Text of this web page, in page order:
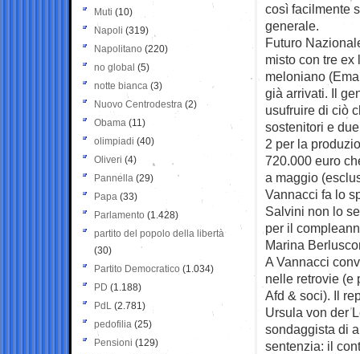
così facilmente
generale.
Futuro
misto con tre
meloniano
già arrivati. Il
usufruire di ciò
sostenitori e
2 per la
720.000 euro
a maggio
Vannacci fa lo
Salvini non lo
per il
Marina
A Vannacci
nelle retrovie (e
Afd & soci). Il
Ursula von der
sondaggista di
sentenzia: il
Muti (10)
Napoli (319)
Napolitano (220)
no global (5)
notte bianca (3)
Nuovo Centrodestra (2)
Obama (11)
olimpiadi (40)
Oliveri (4)
Pannella (29)
Papa (33)
Parlamento (1.428)
partito del popolo della libertà
(30)
Partito Democratico (1.034)
PD (1.188)
PdL (2.781)
pedofilia (25)
Pensioni (129)